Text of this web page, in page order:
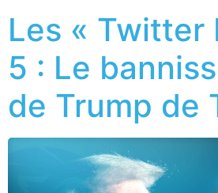
Les « Twitter
5 : Le
de Trump de